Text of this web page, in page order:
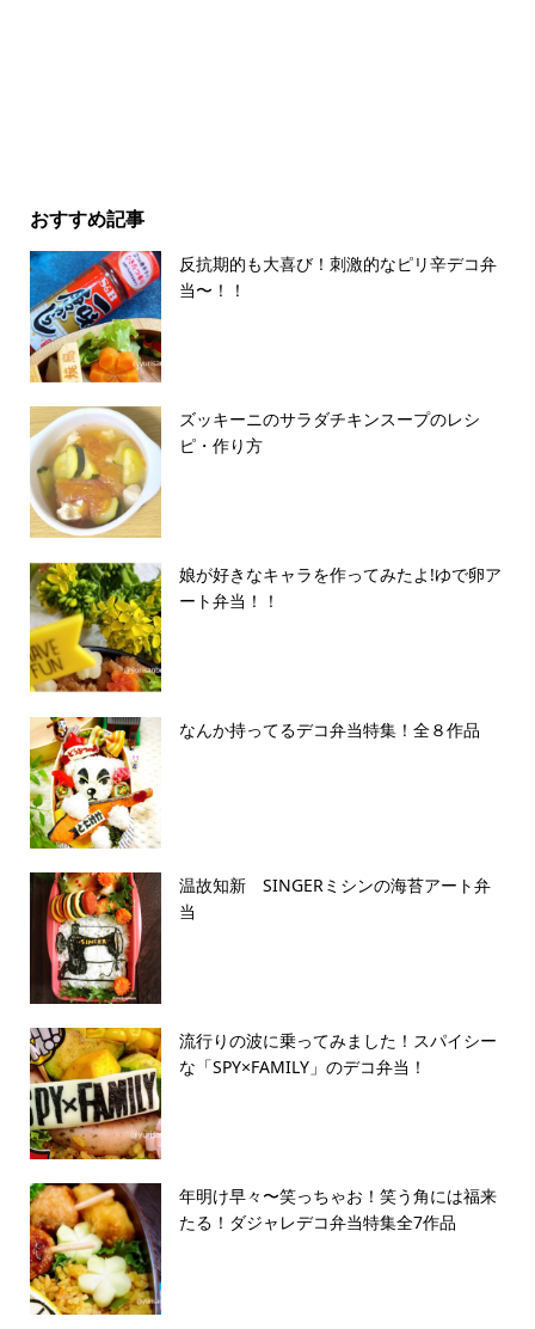
おすすめ記事
反抗期的も大喜び！刺激的なピリ辛デコ弁
当〜！！
ズッキーニのサラダチキンスープのレシ
ピ・作り方
娘が好きなキャラを作ってみたよ!ゆで卵ア
ート弁当！！
なんか持ってるデコ弁当特集！全８作品
温故知新 SINGERミシンの海苔アート弁
当
流行りの波に乗ってみました！スパイシー
な「SPY×FAMILY」のデコ弁当！
年明け早々〜笑っちゃお！笑う角には福来
たる！ダジャレデコ弁当特集全7作品